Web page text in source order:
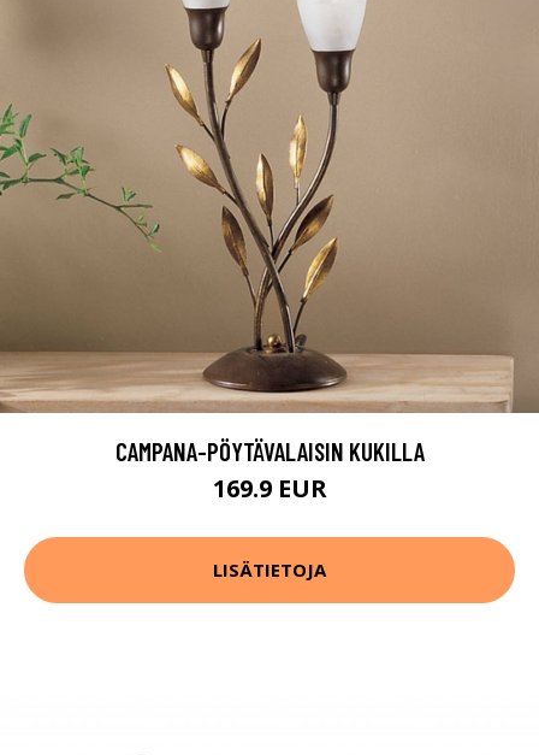
CAMPANA-PÖYTÄVALAISIN KUKILLA
169.9 EUR
LISÄTIETOJA